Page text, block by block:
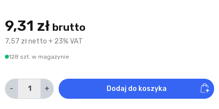
9,31 zł brutto
7,57 zł netto + 23% VAT
128 szt. w magazynie
- + Dodaj do koszyka